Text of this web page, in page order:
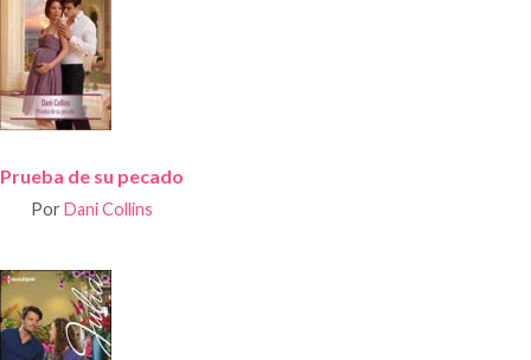
Prueba de su pecado
Por Dani Collins